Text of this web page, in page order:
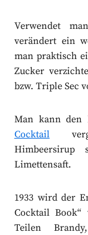
Verwendet
verändert ein
man praktisch
Zucker
bzw. Triple Sec
Man kann den
Cocktail
Himbeersirup
Limettensaft.
1933 wird der
Cocktail
Teilen